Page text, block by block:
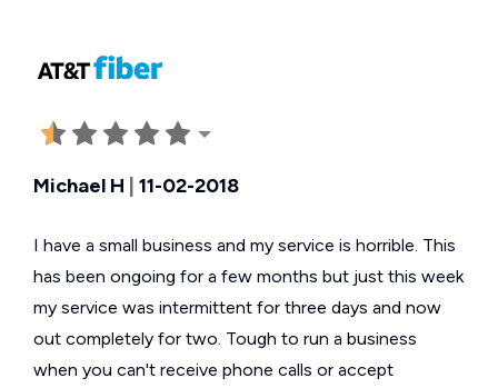
Michael H 11-02-2018
I have a small business and my service is horrible. This
has been ongoing for a few months but just this week
my service was intermittent for three days and now
out completely for two. Tough to run a business
when you can't receive phone calls or accept